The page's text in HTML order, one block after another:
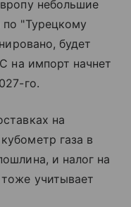
небольшие
по "Турецкому
будет
на импорт начнет
го.
на
газа в
и налог на
учитывает